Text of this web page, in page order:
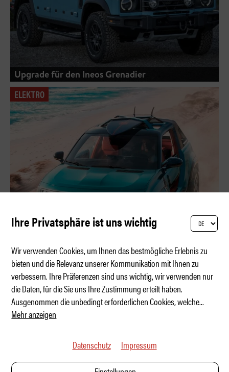
Upgrade für den Ineos Grenadier
ELEKTRO
Elektro-Buggy mit Retro-Seele
Ihre Privatsphäre ist uns wichtig
Wir verwenden Cookies, um Ihnen das bestmögliche Erlebnis zu
bieten und die Relevanz unserer Kommunikation mit Ihnen zu
verbessern. Ihre Präferenzen sind uns wichtig, wir verwenden nur
die Daten, für die Sie uns Ihre Zustimmung erteilt haben.
Ausgenommen die unbedingt erforderlichen Cookies, welche...
Mehr anzeigen
Datenschutz Impressum